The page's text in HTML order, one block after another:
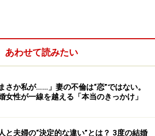
てしまったら、あなたはどうします
き合いをしているならば、彼の仕事は
るポイントです。特に収入面は、あな
ど稼いでいない限り無視できない問
あわせて読みたい
まさか私が……」妻の不倫は“恋”ではない。
女性が一線を越える「本当のきっかけ」
と夫婦の“決定的な違い”とは？ 3度の結婚